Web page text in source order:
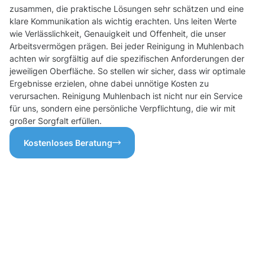
zusammen, die praktische Lösungen sehr schätzen und eine
klare Kommunikation als wichtig erachten. Uns leiten Werte
wie Verlässlichkeit, Genauigkeit und Offenheit, die unser
Arbeitsvermögen prägen. Bei jeder Reinigung in Muhlenbach
achten wir sorgfältig auf die spezifischen Anforderungen der
jeweiligen Oberfläche. So stellen wir sicher, dass wir optimale
Ergebnisse erzielen, ohne dabei unnötige Kosten zu
verursachen. Reinigung Muhlenbach ist nicht nur ein Service
für uns, sondern eine persönliche Verpflichtung, die wir mit
großer Sorgfalt erfüllen.
Kostenloses Beratung